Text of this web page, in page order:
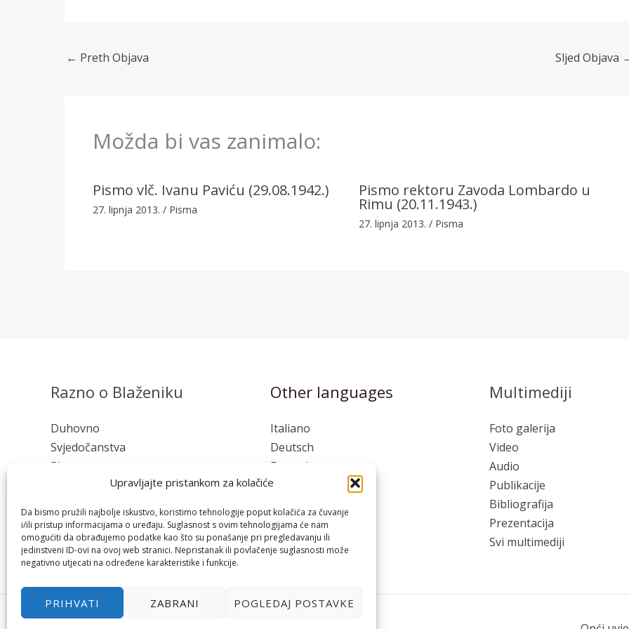
Upravljajte pristankom za kolačiće
Da bismo pružili najbolje iskustvo, koristimo tehnologije poput kolačića za čuvanje
i/ili pristup informacijama o uređaju. Suglasnost s ovim tehnologijama će nam
omogućiti da obrađujemo podatke kao što su ponašanje pri pregledavanju ili
jedinstveni ID-ovi na ovoj web stranici. Nepristanak ili povlačenje suglasnosti može
negativno utjecati na određene karakteristike i funkcije.
PRIHVATI ZABRANI POGLEDAJ POSTAVKE
← Preth Objava Sljed Objava
Možda bi vas zanimalo:
Pismo vlč. Ivanu Paviću (29.08.1942.)
27. lipnja 2013. / Pisma
Pismo rektoru Zavoda Lombardo u
Rimu (20.11.1943.)
27. lipnja 2013. / Pisma
Razno o Blaženiku
Duhovno
Svjedočanstva
Pisma
Other languages
Italiano
Deutsch
Français
Polski
Multimediji
Foto galerija
Video
Audio
Publikacije
Bibliografija
Prezentacija
Svi multimediji